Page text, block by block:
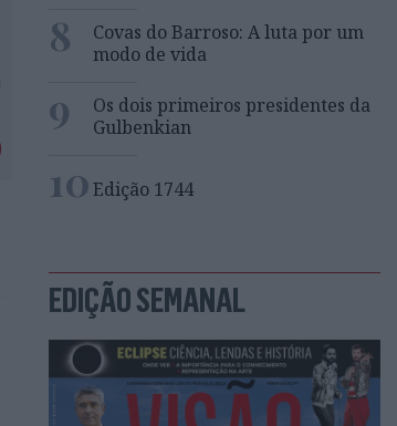
8
Covas do Barroso: A luta por um
modo de vida
9
Os dois primeiros presidentes da
Gulbenkian
10Edição 1744
EDIÇÃO SEMANAL